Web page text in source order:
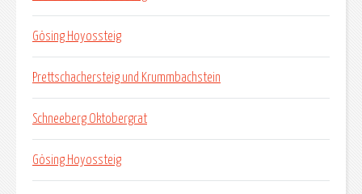
Gösing Hoyossteig
Prettschachersteig und Krummbachstein
Schneeberg Oktobergrat
Gösing Hoyossteig